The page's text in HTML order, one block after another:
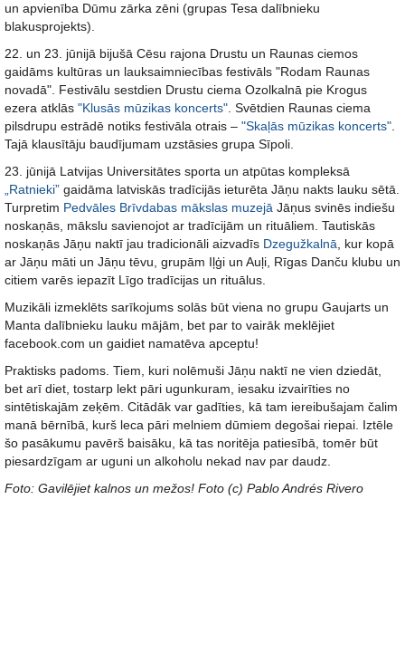
un apvienība Dūmu zārka zēni (grupas Tesa dalībnieku
blakusprojekts).
22. un 23. jūnijā bijušā Cēsu rajona Drustu un Raunas ciemos
gaidāms kultūras un lauksaimniecības festivāls "Rodam Raunas
novadā". Festivālu sestdien Drustu ciema Ozolkalnā pie Krogus
ezera atklās "Klusās mūzikas koncerts" . Svētdien Raunas ciema
pilsdrupu estrādē notiks festivāla otrais – "Skaļās mūzikas koncerts"
Tajā klausītāju baudījumam uzstāsies grupa Sīpoli.
23. jūnijā Latvijas Universitātes sporta un atpūtas kompleksā
„Ratnieki” gaidāma latviskās tradīcijās ieturēta Jāņu nakts lauku sētā.
Turpretim Pedvāles Brīvdabas mākslas muzejā Jāņus svinēs indiešu
noskaņās, mākslu savienojot ar tradīcijām un rituāliem. Tautiskās
noskaņās Jāņu naktī jau tradicionāli aizvadīs Dzegužkalnā , kur kopā
ar Jāņu māti un Jāņu tēvu, grupām Iļģi un Auļi, Rīgas Danču klubu un
citiem varēs iepazīt Līgo tradīcijas un rituālus.
Muzikāli izmeklēts sarīkojums solās būt viena no grupu Gaujarts un
Manta dalībnieku lauku mājām, bet par to vairāk meklējiet
facebook.com un gaidiet namatēva apceptu!
Praktisks padoms. Tiem, kuri nolēmuši Jāņu naktī ne vien dziedāt,
bet arī diet, tostarp lekt pāri ugunkuram, iesaku izvairīties no
sintētiskajām zeķēm. Citādāk var gadīties, kā tam iereibušajam čalim
manā bērnībā, kurš leca pāri melniem dūmiem degošai riepai. Iztēle
šo pasākumu pavērš baisāku, kā tas noritēja patiesībā, tomēr būt
piesardzīgam ar uguni un alkoholu nekad nav par daudz.
Foto: Gavilējiet kalnos un mežos! Foto (c) Pablo Andrés Rivero